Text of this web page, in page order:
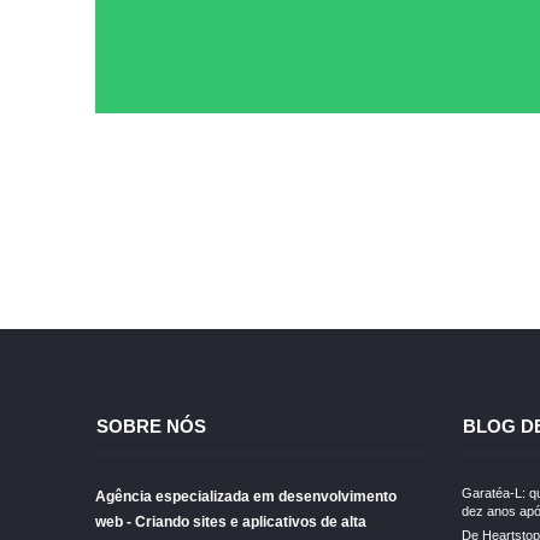
SOBRE NÓS
Agência especializada em desenvolvimento
web - Criando sites e aplicativos de alta
BLOG
Garatéa-L:
dez anos
De